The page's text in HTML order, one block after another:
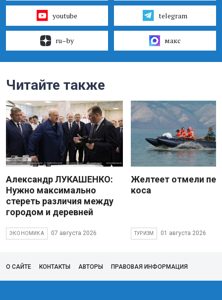
youtube telegram
ru–by макс
Читайте также
Александр ЛУКАШЕНКО:
Нужно максимально
стереть различия между
городом и деревней
ЭКОНОМИКА 07 августа 2026
Желтеет отмели
коса
ТУРИЗМ 01 августа 2026
О САЙТЕ КОНТАКТЫ АВТОРЫ ПРАВОВАЯ ИНФОРМАЦИЯ